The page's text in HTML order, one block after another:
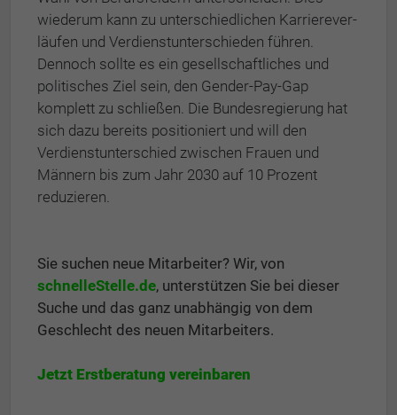
wiederum kann zu unterschiedlichen Kar­rie­re­ver­
läu­fen und Ver­dienst­un­ter­schie­den führen.
Dennoch sollte es ein gesellschaftliches und
politisches Ziel sein, den Gender-Pay-Gap
komplett zu schließen. Die Bundesregierung hat
sich dazu bereits positioniert und will den
Verdienstunterschied zwischen Frauen und
Männern bis zum Jahr 2030 auf 10 Prozent
reduzieren.
Sie suchen neue Mitarbeiter? Wir, von
schnelleStelle.de, unterstützen Sie bei dieser
Suche und das ganz unabhängig von dem
Geschlecht des neuen Mitarbeiters.
Jetzt Erstberatung vereinbaren